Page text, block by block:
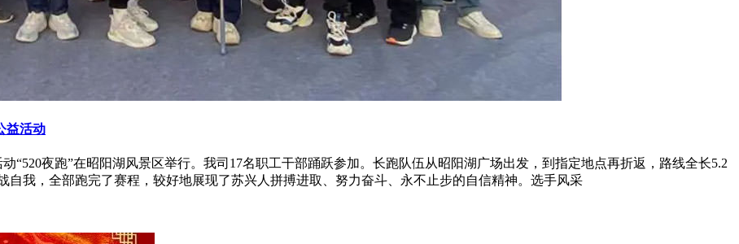
益活动
“520夜跑”在昭阳湖风景区举行。我司17名职工干部踊跃参加。长跑队伍从昭阳湖广场出发，到指定地点再折返，路线全长5.2
我，全部跑完了赛程，较好地展现了苏兴人拼搏进取、努力奋斗、永不止步的自信精神。选手风采